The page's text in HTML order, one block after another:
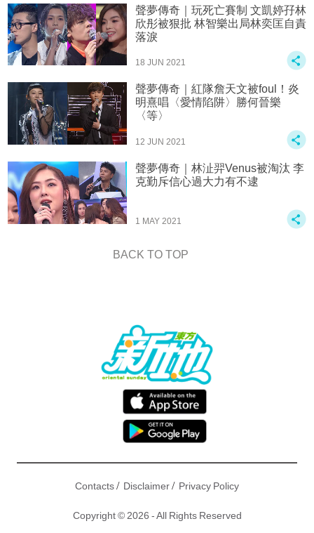
聲夢傳奇｜玩死亡賽制 文凱婷孖林
欣彤被狠批 林智樂出局林奕匡自責
落淚
18 JUN 2021
聲夢傳奇｜紅隊詹天文被foul！炎
明熹唱〈愛情陷阱〉勝何晉樂
〈等〉
12 JUN 2021
聲夢傳奇｜林沚羿Venus被淘汰 李
克勤斥信心過大力有不逮
1 MAY 2021
BACK TO TOP
Contacts/ Disclaimer/ Privacy Policy
Copyright © 2026 - All Rights Reserved